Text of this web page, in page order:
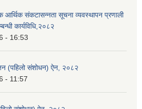
आर्थिक संकटासन्नता सूचना व्यवस्थापन प्रणाली
कार्यविधि,२०८२
- 16:53
(पहिलो संशोधन) ऐन, २०८२
- 11:57